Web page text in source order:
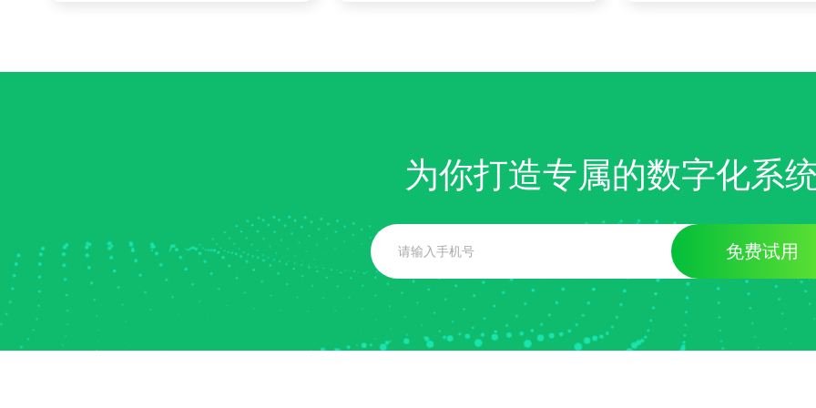
为你打造专属的数字化系
免费试用